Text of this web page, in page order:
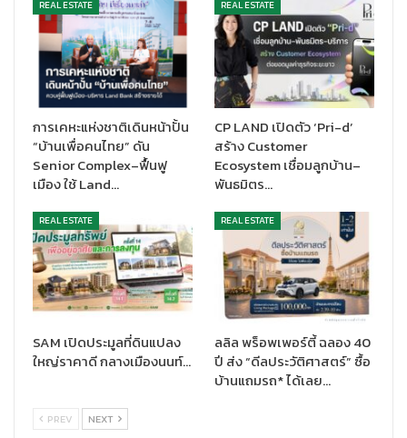
นายธรัฐพร เตชะกิจขจร
นอกจากนี้ ยังมีแคมเปญ“สินเชื่อบ้าน บสส. (SAM) by GHBสินเชื่อ
บ้านเงื่อนไขพิเศษ SAM จากธนาคารอาคารสงเคราะห์ (ธอส.) โดย
ลูกค้าจะได้รับสิทธิ์และอัตราดอกเบี้ยพิเศษในการขอสินเชื่อผ่าน ธอส.
พร้อมรับบัตรสมนาคุณเพิ่มเติมสูงสุด 3,000 บาท จาก SAM ภายใต้
NPA ประเภทที่อยู่อาศัยอีกด้วย
ตัวอย่างทรัพย์เด่นราคาพิเศษ จ.ชลบุรี อาทิ
บ้านเดี่ยว2 ชั้น เนื้อที่ 72.2 ตร.ว. โครงการ เฮอริเทจ ศรีราชา
ติดถ.สุขุมวิท (ทล.3) ต.เหมือง อ.เมืองชลบุรี จ.ชลบุรี เดินทาง
สะดวก สามารถเดินลงทะเลจากภายในหมู่บ้านได้ เงียบสงบ มี
ความเป็นส่วนตัว ใกล้กองพันต่อสู้อากาศยานที่ 12 กรมต่อสู้
อากาศยานที่ 1 สำนักงานการค้าต่างประเทศเขต 3 ชลบุรี เดอะ
เลกาซี่ คริสตัล เบย์กอล์ฟคลับ ปรับลดราคาพิเศษจาก 9.28
ลบ. เหลือเพียง 8.35 ลบ.
REAL ESTATE
การเคหะแห่งชาติเดินหน้าปั้น
“บ้านเพื่อคนไทย” ดัน
Senior Complex–ฟื้นฟู
เมือง ใช้ Land…
REAL ESTATE
CP LAND เปิดตัว ‘Pri-d’
สร้าง Customer
Ecosystem เชื่อมลูกบ้าน–
พันธมิตร…
REAL ESTATE
SAM เปิดประมูลที่ดินแปลง
ใหญ่ราคาดี กลางเมืองนนท์…
REAL ESTATE
ลลิล พร็อพเพอร์ตี้ ฉลอง 40
ปี ส่ง “ดีลประวัติศาสตร์” ซื้อ
บ้านแถมรถ* ได้เลย…
PREV NEXT